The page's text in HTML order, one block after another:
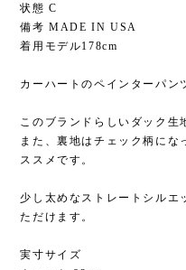
状態 C
備考 MADE IN USA
着用モデル178cm
カーハートのペインターパン
このブランドらしいダック生
また、裏地はチェック柄にな
ススメです。
少し太めなストレートシルエ
ただけます。
実寸サイズ